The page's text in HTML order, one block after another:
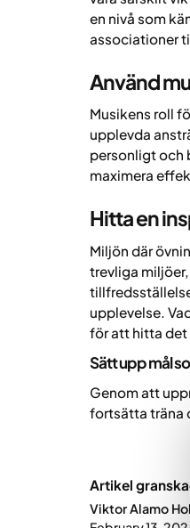
en nivå som
associationer
Använd
Musikens roll
upplevda
personligt och
maximera
Hitta en
Miljön där
trevliga
upplevelse.
för att hitta det
Sätt upp mål
Genom att
fortsätta träna
Artikel
Viktor Alamo